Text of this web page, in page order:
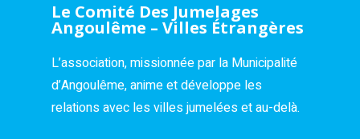
Le Comité Des Jumelages
Angoulême – Villes Étrangères
L’association, missionnée par la Municipalité
d’Angoulême, anime et développe les
relations avec les villes jumelées et au-delà.